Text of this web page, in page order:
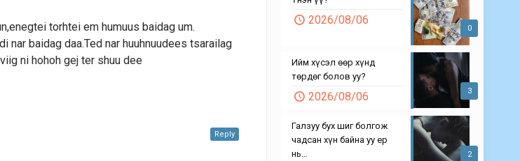
torhtei em humuus baidag um.
nar baidag daa.Ted nar huuhnuudees tsarailag
ni hohoh gej ter shuu dee
Reply
0
2026/08/06
3
Ийм хүсэл өөр хүнд
төрдөг болов уу?
2026/08/06
2
Галзуу бух шиг болгож
чадсан хүн байна уу ер
нь…